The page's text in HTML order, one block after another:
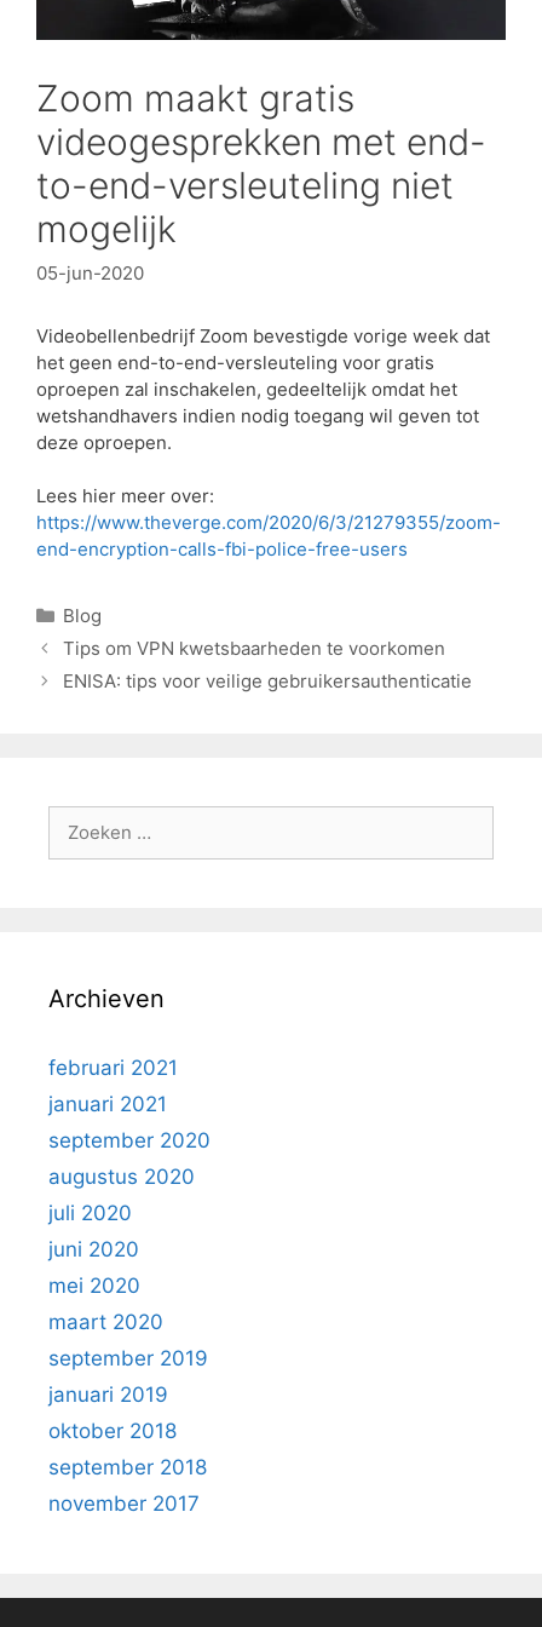
Zoom maakt gratis
videogesprekken met end-
to-end-versleuteling niet
mogelijk
05-jun-2020
Videobellenbedrijf Zoom bevestigde vorige week dat
het geen end-to-end-versleuteling voor gratis
oproepen zal inschakelen, gedeeltelijk omdat het
wetshandhavers indien nodig toegang wil geven tot
deze oproepen.
Lees hier meer over:
https://www.theverge.com/2020/6/3/21279355/zoom-
end-encryption-calls-fbi-police-free-users
Categorieën
Blog
Tips om VPN kwetsbaarheden te voorkomen
ENISA: tips voor veilige gebruikersauthenticatie
Zoek
Archieven
februari 2021
januari 2021
september 2020
augustus 2020
juli 2020
juni 2020
mei 2020
maart 2020
september 2019
januari 2019
oktober 2018
september 2018
november 2017